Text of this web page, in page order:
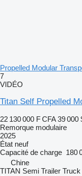
Propelled Modular
7
VIDÉO
Titan Self Propelled
22 130 000 F CFA 39 000
Remorque modulaire
2025
État neuf
Capacité de charge 180
Chine
TITAN Semi Trailer Truck